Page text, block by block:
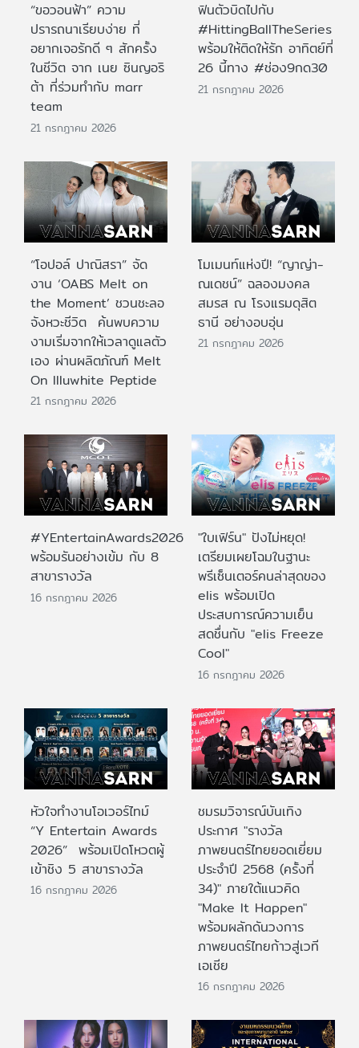
“ขอวอนฟ้า” ความ
ปรารถนาเรียบง่าย ที่
อยากเจอรักดี ๆ สักครั้ง
ในชีวิต จาก เนย ซินญอริ
ต้า ที่ร่วมทำกับ marr
team
21 กรกฎาคม 2026
ฟินตัวบิดไปกับ
#HittingBallTheSeries
พร้อมให้ติดให้รัก อาทิตย์ที่
26 นี้ทาง #ช่อง9กด30
21 กรกฎาคม 2026
“โอปอล์ ปาณิสรา” จัด
งาน ‘OABS Melt on
the Moment’ ชวนชะลอ
จังหวะชีวิต ค้นพบความ
งามเริ่มจากให้เวลาดูแลตัว
เอง ผ่านผลิตภัณฑ์ Melt
On Illuwhite Peptide
21 กรกฎาคม 2026
โมเมนท์แห่งปี! “ญาญ่า-
ณเดชน์” ฉลองมงคล
สมรส ณ โรงแรมดุสิต
ธานี อย่างอบอุ่น
21 กรกฎาคม 2026
#YEntertainAwards2026
พร้อมรันอย่างเข้ม กับ 8
สาขารางวัล
16 กรกฎาคม 2026
"ใบเฟิร์น" ปังไม่หยุด!
เตรียมเผยโฉมในฐานะ
พรีเซ็นเตอร์คนล่าสุดของ
elis พร้อมเปิด
ประสบการณ์ความเย็น
สดชื่นกับ "elis Freeze
Cool"
16 กรกฎาคม 2026
หัวใจทำงานโอเวอร์ไทม์
“Y Entertain Awards
2026” พร้อมเปิดโหวตผู้
เข้าชิง 5 สาขารางวัล
16 กรกฎาคม 2026
ชมรมวิจารณ์บันเทิง
ประกาศ "รางวัล
ภาพยนตร์ไทยยอดเยี่ยม
ประจําปี 2568 (ครั้งที่
34)" ภายใต้แนวคิด
"Make It Happen"
พร้อมผลักดันวงการ
ภาพยนตร์ไทยก้าวสู่เวที
เอเชีย
16 กรกฎาคม 2026